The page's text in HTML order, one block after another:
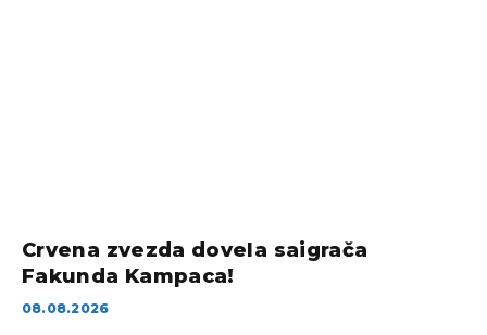
Crvena zvezda dovela saigrača
Fakunda Kampaca!
08.08.2026